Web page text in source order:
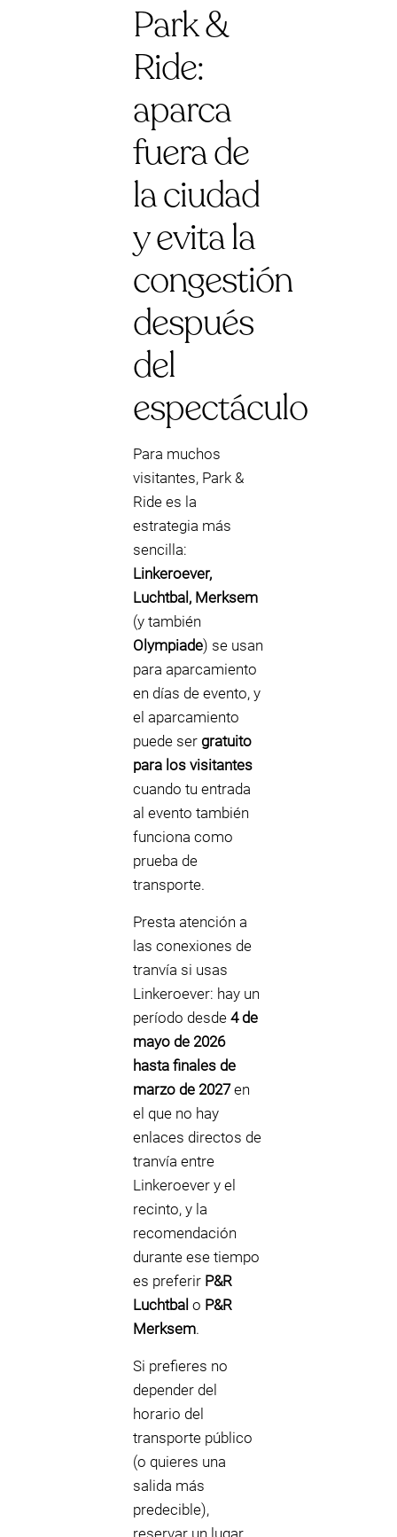
Park &
Ride:
aparca
fuera de
la ciudad
y evita la
congestión
después
del
espectáculo
Para muchos
visitantes, Park &
Ride es la
estrategia más
sencilla:
Linkeroever,
Luchtbal, Merksem
(y también
Olympiade) se usan
para aparcamiento
en días de evento, y
el aparcamiento
puede ser gratuito
para los visitantes
cuando tu entrada
al evento también
funciona como
prueba de
transporte.
Presta atención a
las conexiones de
tranvía si usas
Linkeroever: hay un
período desde 4 de
mayo de 2026
hasta finales de
marzo de 2027en
el que no hay
enlaces directos de
tranvía entre
Linkeroever y el
recinto, y la
recomendación
durante ese tiempo
es preferir P&R
Luchtbal o P&R
Merksem.
Si prefieres no
depender del
horario del
transporte público
(o quieres una
salida más
predecible),